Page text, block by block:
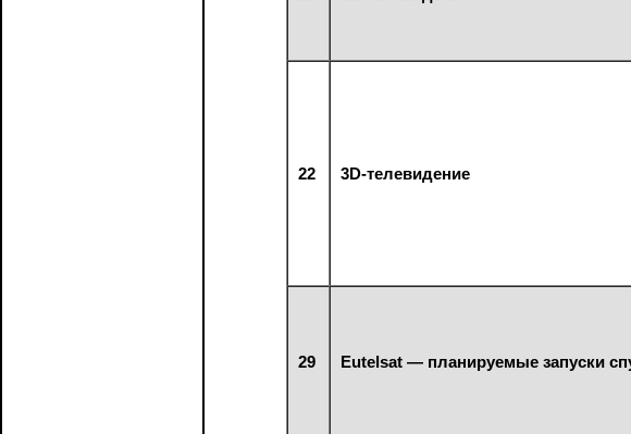
22 3D-телевидение
29 Eutelsat — планируемые запуски